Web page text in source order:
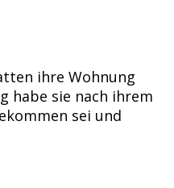
ihre Wohnung
habe sie nach ihrem
sei und